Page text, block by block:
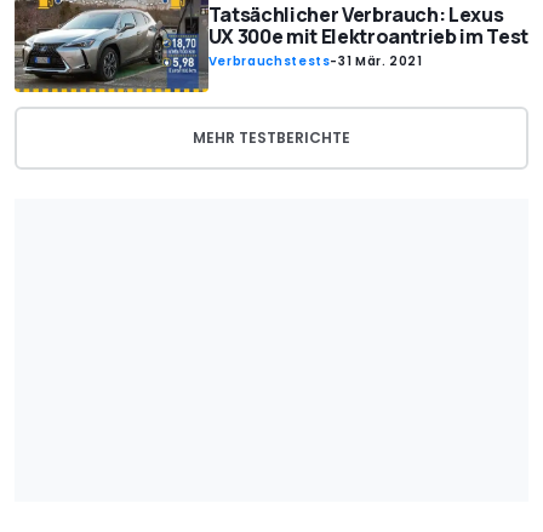
Tatsächlicher Verbrauch: Lexus
UX 300e mit Elektroantrieb im Test
Verbrauchstests-31 Mär. 2021
MEHR TESTBERICHTE